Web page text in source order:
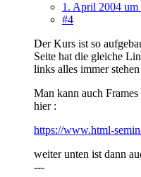
1. April 2004 um
#4
Der Kurs ist so
Seite hat die gleiche
links alles immer
Man kann auch
hier :
https://www.html-
weiter unten ist dann
---